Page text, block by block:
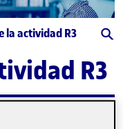
la actividad R3
R3